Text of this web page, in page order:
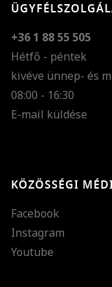
+36 1 88 55 505
Hétfő - péntek
kivéve ünnep- és
08:00 - 16:30
E-mail küldése
KÖZÖSSÉGI
Facebook
Instagram
Youtube